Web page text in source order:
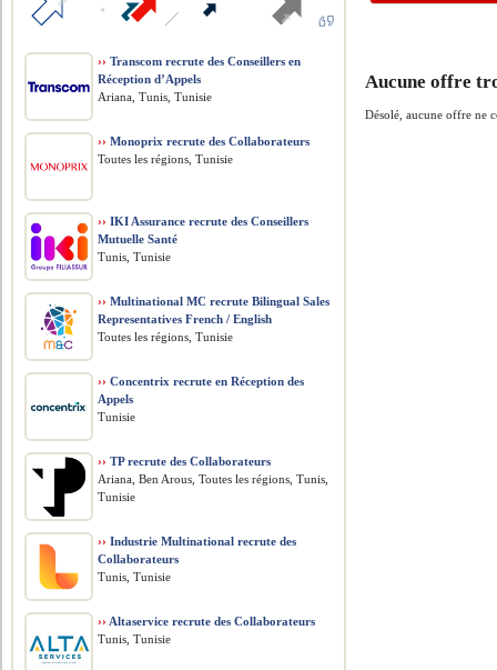
Aucune offre
Désolé, aucune offre ne
›› Transcom recrute des Conseillers en
Réception d’Appels
Ariana, Tunis, Tunisie
›› Monoprix recrute des Collaborateurs
Toutes les régions, Tunisie
›› IKI Assurance recrute des Conseillers
Mutuelle Santé
Tunis, Tunisie
›› Multinational MC recrute Bilingual Sales
Representatives French / English
Toutes les régions, Tunisie
›› Concentrix recrute en Réception des
Appels
Tunisie
›› TP recrute des Collaborateurs
Ariana, Ben Arous, Toutes les régions, Tunis,
Tunisie
›› Industrie Multinational recrute des
Collaborateurs
Tunis, Tunisie
›› Altaservice recrute des Collaborateurs
Tunis, Tunisie